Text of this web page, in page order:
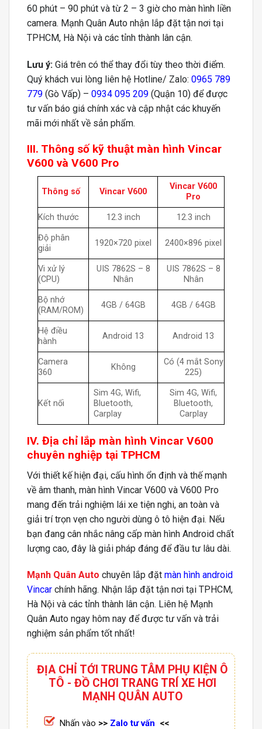
60 phút – 90 phút và từ 2 – 3 giờ cho màn hình liền
camera. Mạnh Quân Auto nhận lắp đặt tận nơi tại
TPHCM, Hà Nội và các tỉnh thành lân cận.
Lưu ý: Giá trên có thể thay đổi tùy theo thời điểm.
Quý khách vui lòng liên hệ Hotline/ Zalo: 0965 789
779 (Gò Vấp) – 0934 095 209 (Quận 10) để được
tư vấn báo giá chính xác và cập nhật các khuyến
mãi mới nhất về sản phẩm.
III. Thông số kỹ thuật màn hình Vincar
V600 và V600 Pro
Thông số Vincar V600
Vincar V600
Pro
Kích thước 12.3 inch 12.3 inch
Độ phân
giải
1920×720 pixel 2400×896 pixel
Vi xử lý
(CPU)
UIS 7862S – 8
Nhân
UIS 7862S – 8
Nhân
Bộ nhớ
(RAM/ROM)
4GB / 64GB 4GB / 64GB
Hệ điều
hành
Android 13 Android 13
Camera
360
Không
Có (4 mắt Sony
225)
Kết nối
Sim 4G, Wifi,
Bluetooth,
Carplay
Sim 4G, Wifi,
Bluetooth,
Carplay
IV. Địa chỉ lắp màn hình Vincar V600
chuyên nghiệp tại TPHCM
Với thiết kế hiện đại, cấu hình ổn định và thế mạnh
về âm thanh, màn hình Vincar V600 và V600 Pro
mang đến trải nghiệm lái xe tiện nghi, an toàn và
giải trí trọn vẹn cho người dùng ô tô hiện đại. Nếu
bạn đang cân nhắc nâng cấp màn hình Android chất
lượng cao, đây là giải pháp đáng để đầu tư lâu dài.
Mạnh Quân Auto chuyên lắp đặt màn hình android
Vincar chính hãng. Nhận lắp đặt tận nơi tại TPHCM,
Hà Nội và các tỉnh thành lân cận. Liên hệ Mạnh
Quân Auto ngay hôm nay để được tư vấn và trải
nghiệm sản phẩm tốt nhất!
ĐỊA CHỈ TỚI TRUNG TÂM PHỤ KIỆN Ô
TÔ - ĐỒ CHƠI TRANG TRÍ XE HƠI
MẠNH QUÂN AUTO
Nhấn vào >> Zalo tư vấn <<